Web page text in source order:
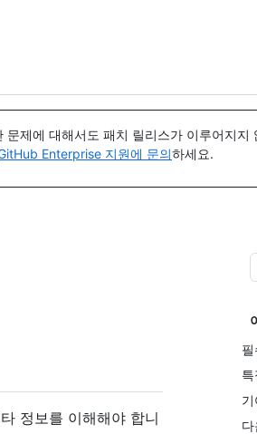
문제에 대해서도 패치 릴리스가 이루어지
Enterprise 지원에 문의하세요.
정보를 이해해야 합니